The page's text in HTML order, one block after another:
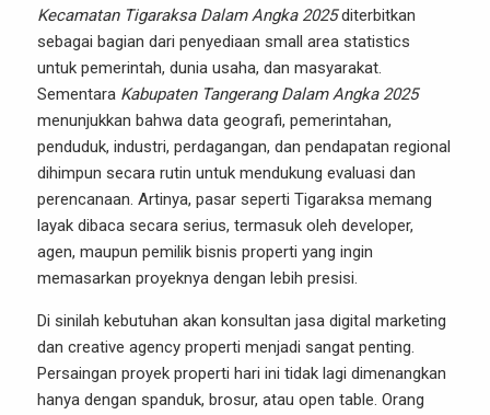
Kecamatan Tigaraksa Dalam Angka 2025diterbitkan
sebagai bagian dari penyediaan small area statistics
untuk pemerintah, dunia usaha, dan masyarakat.
Sementara Kabupaten Tangerang Dalam Angka 2025
menunjukkan bahwa data geografi, pemerintahan,
penduduk, industri, perdagangan, dan pendapatan regional
dihimpun secara rutin untuk mendukung evaluasi dan
perencanaan. Artinya, pasar seperti Tigaraksa memang
layak dibaca secara serius, termasuk oleh developer,
agen, maupun pemilik bisnis properti yang ingin
memasarkan proyeknya dengan lebih presisi.
Di sinilah kebutuhan akan konsultan jasa digital marketing
dan creative agency properti menjadi sangat penting.
Persaingan proyek properti hari ini tidak lagi dimenangkan
hanya dengan spanduk, brosur, atau open table. Orang